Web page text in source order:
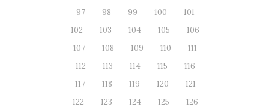
97
98 99 100
101
102
103 104 105
106
107
108 109 110
111
112
113 114 115
116
117
118 119 120
121
122
123 124 125
126